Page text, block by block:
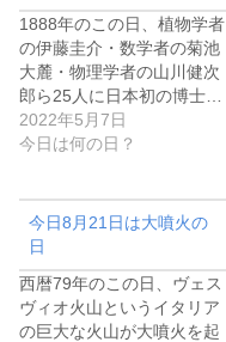
1888年のこの日、植物学者
の伊藤圭介・数学者の菊池
大麓・物理学者の山川健次
郎ら25人に日本初の博士…
2022年5月7日
今日は何の日？
今日8月21日は大噴火の
日
西暦79年のこの日、ヴェス
ヴィオ火山というイタリア
の巨大な火山が大噴火を起